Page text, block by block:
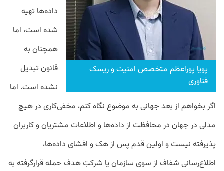
پویا پوراعظم متخصص امنیت و ریسک
فناوری
داده‌ها تهیه
شده است، اما
همچنان به
قانون تبدیل
نشده است. اما
اگر بخواهم از بعد جهانی به موضوع نگاه کنم، مخفی‌کاری در هیچ
مدلی در جهان در محافظت از داده‌ها و اطلاعات مشتریان و کاربران
پذیرفته نیست و اولین قدم پس از هک و افشای داده‌ها،
اطلاع‌رسانی شفاف از سوی سازمان یا شرکتِ هدف حمله قرارگرفته به